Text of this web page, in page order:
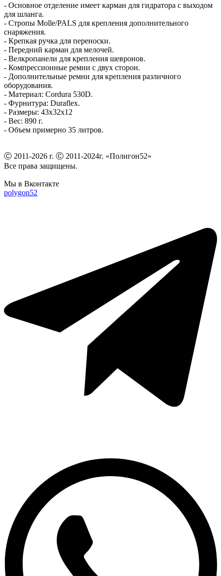
- Основное отделение имеет карман для гидратора с выходом
для шланга.
- Стропы Molle/PALS для крепления дополнительного
снаряжения.
- Крепкая ручка для переноски.
- Передний карман для мелочей.
- Велкропанели для крепления шевронов.
- Компрессионные ремни с двух сторон.
- Дополнительные ремни для крепления различного
оборудования.
- Материал: Cordura 530D.
- Фурнитура: Duraflex.
- Размеры: 43x32x12
- Вес: 890 г.
- Объем примерно 35 литров.
Ⓒ 2011-2026 г. Ⓒ 2011-2024г. «Полигон52»
Все права защищены.
Мы в Вконтакте
polygon52